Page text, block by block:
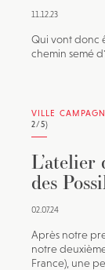
11.12.23
Qui vont donc
chemin semé
VILLE
2/5)
L’atelier
des
02.07.24
Après notre
notre
France), une